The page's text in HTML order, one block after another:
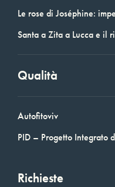
Le rose di Joséphine:
Santa a Zita a Lucca e il
Qualità
Autofitoviv
PID – Progetto Integrato
Richieste